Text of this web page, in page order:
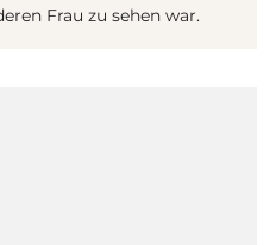
Frau zu sehen war.